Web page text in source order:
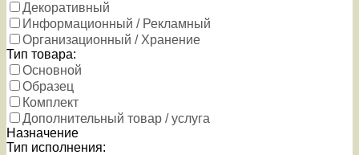
Декоративный
Информационный / Рекламный
Организационный / Хранение
Тип товара:
Основной
Образец
Комплект
Дополнительный товар / услуга
Назначение
Тип исполнения: